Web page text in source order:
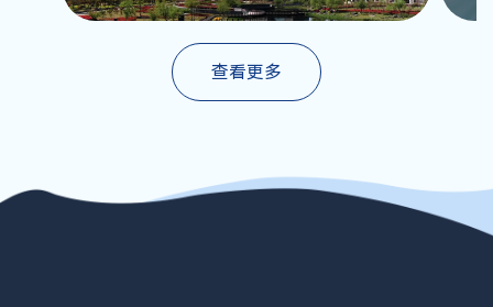
查看更多